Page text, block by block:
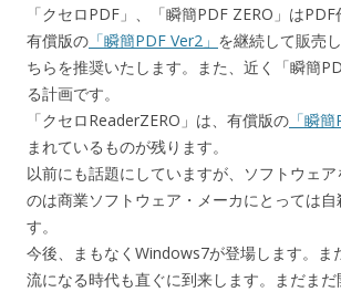
「クセロPDF」、「瞬簡PDF ZERO」はPDF
有償版の 「瞬簡PDF Ver2」 を継続して販売
ちらを推奨いたします。また、近く「瞬簡
る計画です。
「クセロReaderZERO」は、有償版の 「瞬
まれているものが残ります。
以前にも話題にしていますが、ソフトウェ
のは商業ソフトウェア・メーカにとっては
す。
今後、まもなくWindows7が登場します。ま
流になる時代も直ぐに到来します。まだまだ